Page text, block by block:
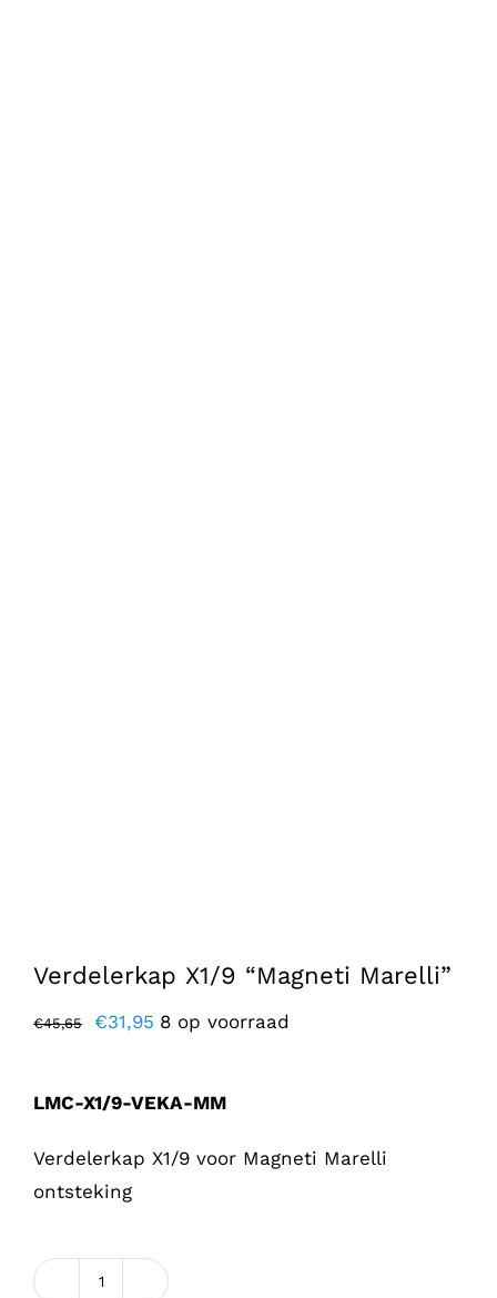
Verdelerkap X1/9 “Magneti Marelli”
€45,65
Oorspronkelijke
€31,95 Huidige
8 op voorraad
LMC-X1/9-VEKA-MM
Verdelerkap X1/9 voor Magneti Marelli
ontsteking